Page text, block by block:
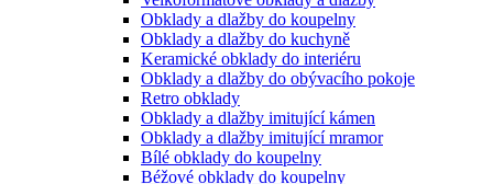
Obklady a dlažby do koupelny
Obklady a dlažby do kuchyně
Keramické obklady do interiéru
Obklady a dlažby do obývacího pokoje
Retro obklady
Obklady a dlažby imitující kámen
Obklady a dlažby imitující mramor
Bílé obklady do koupelny
Béžové obklady do koupelny